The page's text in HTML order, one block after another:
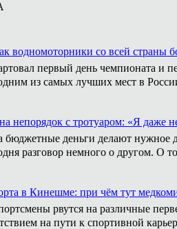
водномоторники со всей страны
первый день чемпионата и
из самых лучших мест в
непорядок с тротуаром: «Я даже
бюджетные деньги делают нужное
разговор немного о другом.
в Кинешме: при чём тут
рвутся на различные
на пути к спортивной